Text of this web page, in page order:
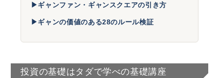
▶ギャンファン・ギャンスクエアの引き方
▶ギャンの価値のある28のルール検証
投資の基礎はタダで学べの基礎講座